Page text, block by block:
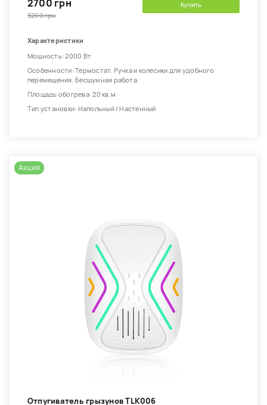
2700 грн
3200 грн
Купить
Характеристики
Мощность: 2000 Вт
Особенности: Термостат. Ручка и колесики для удобного
перемещения. Бесшумная работа.
Площадь обогрева: 20 кв.м
Тип установки: Напольный / Настенный
Акция
Отпугиватель грызунов TLK006